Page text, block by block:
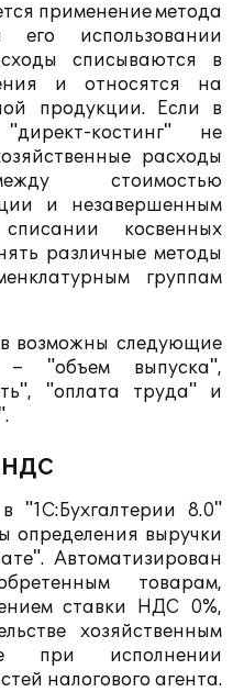
применение метода
его использовании
списываются в
и относятся на
продукции. Если в
костинг" не
расходы
стоимостью
и незавершенным
косвенных
различные методы
группам
возможны следующие
– "объем выпуска",
"оплата труда" и
НДС
8.0"
определения выручки
Автоматизирован
товарам,
ставки НДС 0%,
хозяйственным
при исполнении
налогового агента.